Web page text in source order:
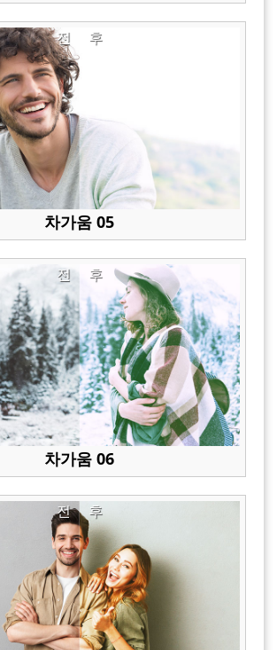
후
전
차가움 05
후
전
차가움 06
후
전